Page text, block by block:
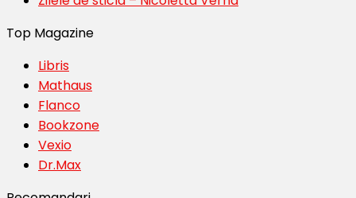
Top Magazine
Libris
Mathaus
Flanco
Bookzone
Vexio
Dr.Max